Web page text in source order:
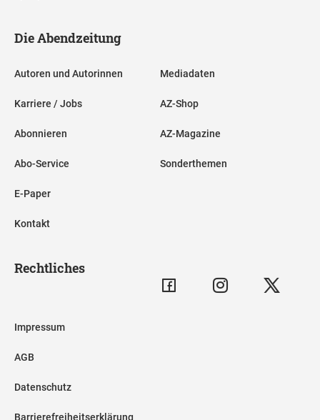
Die Abendzeitung
Autoren und Autorinnen
Karriere / Jobs
Abonnieren
Abo-Service
E-Paper
Kontakt
Mediadaten
AZ-Shop
AZ-Magazine
Sonderthemen
Rechtliches
Impressum
AGB
Datenschutz
Barrierefreiheitserklärung